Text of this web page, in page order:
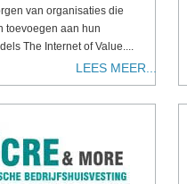
van organisaties die
toevoegen aan hun
The Internet of Value....
LEES MEER...